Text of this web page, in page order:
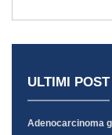
ULTIMI POST
Adenocarcinoma